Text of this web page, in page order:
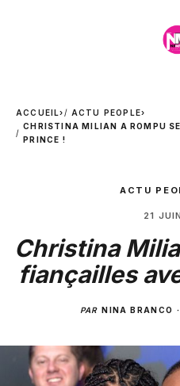
ACCUEIL› ACTU PEOPLE›
CHRISTINA MILIAN A ROMPU
PRINCE !
ACTU
21
Christina
fiançailles
PARNINA BRANCO ·